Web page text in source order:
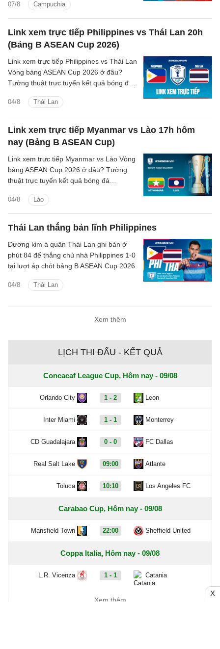
07/8 Campuchia
Link xem trực tiếp Philippines vs Thái Lan 20h
(Bảng B ASEAN Cup 2026)
04/8 Thái Lan
Link xem trực tiếp Philippines vs Thái Lan
Vòng bảng ASEAN Cup 2026 ở đâu?
Tường thuật trực tuyến kết quả bóng đá
sóng nào?
Link xem trực tiếp Myanmar vs Lào 17h hôm
nay (Bảng B ASEAN Cup)
04/8 Lào
Link xem trực tiếp Myanmar vs Lào Vòng
bảng ASEAN Cup 2026 ở đâu? Tường
thuật trực tuyến kết quả bóng đá
nào?
Thái Lan thắng bản lĩnh Philippines
04/8 Thái Lan
Đương kim á quân Thái Lan ghi bàn ở
phút 84 để thắng chủ nhà Philippines 1-0
tại lượt áp chót bảng B ASEAN Cup 2026.
Xem thêm
LỊCH THI ĐẤU - KẾT QUẢ
Concacaf League Cup, Hôm nay - 09/08
Orlando City 1 - 2 Leon
Inter Miami 1 - 1 Monterrey
CD Guadalajara 0 - 0 FC Dallas
Real Salt Lake 09:00 Atlante
Toluca 10:10 Los Angeles FC
Carabao Cup, Hôm nay - 09/08
Mansfield Town 22:00 Sheffield United
Coppa Italia, Hôm nay - 09/08
L.R. Vicenza 1 - 1 Catania
3 - 1
Xem thêm
X